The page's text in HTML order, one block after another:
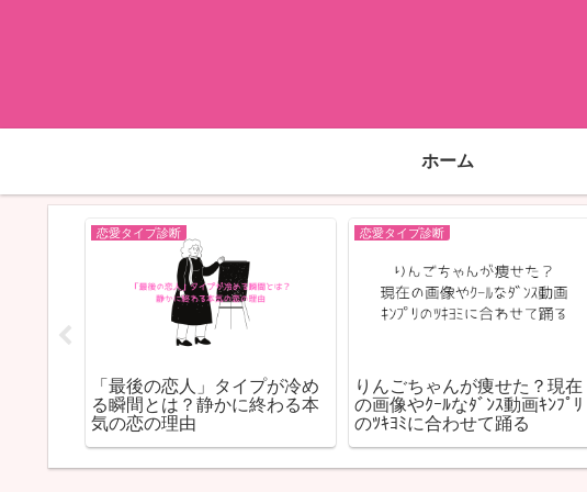
ホーム
恋愛タイプ診断
「最後の恋人」タイプが冷め
る瞬間とは？静かに終わる本
気の恋の理由
恋愛タイプ診断
りんごちゃんが痩せた？現在
の画像やｸｰﾙなﾀﾞﾝｽ動画ｷﾝﾌﾟﾘ
のﾂｷﾖﾐに合わせて踊る